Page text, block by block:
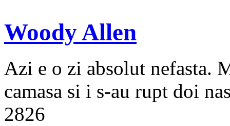
Woody Allen
Azi e o zi absolut nefasta.
camasa si i s-au rupt doi
2826